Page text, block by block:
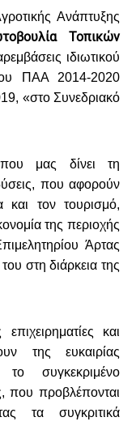
Ανάπτυξης
Τοπικών
ιδιωτικού
ΠΑΑ 2014-2020
«στο Συνεδριακό
μας δίνει τη
που αφορούν
τον τουρισμό,
της περιοχής
Άρτας
στη διάρκεια της
και
της ευκαιρίας
το συγκεκριμένο
που προβλέπονται
τα συγκριτικά